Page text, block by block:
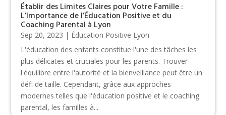
Établir des Limites Claires pour Votre Famille :
L’Importance de l’Éducation Positive et du
Coaching Parental à Lyon
Sep 20, 2023 | Éducation Positive Lyon
L'éducation des enfants constitue l'une des tâches les
plus délicates et cruciales pour les parents. Trouver
l'équilibre entre l'autorité et la bienveillance peut être un
défi de taille. Cependant, grâce aux approches
modernes telles que l'éducation positive et le coaching
parental, les familles à...